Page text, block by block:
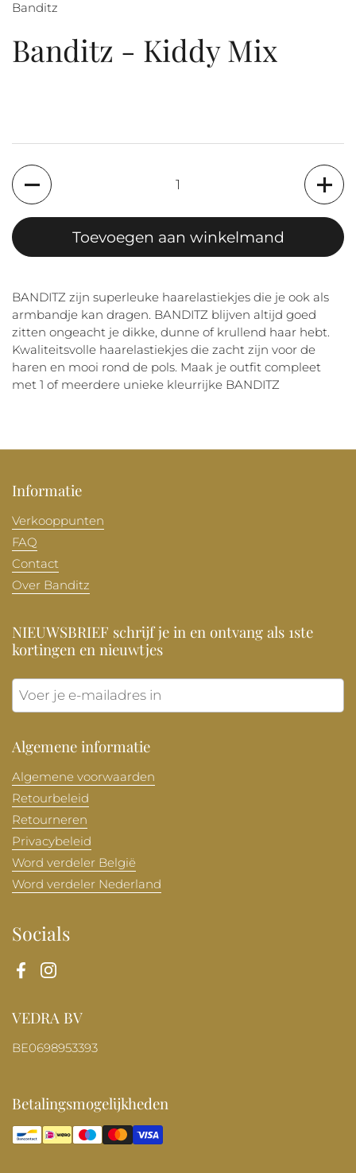
Banditz
Banditz - Kiddy Mix
Aantal
Toevoegen aan winkelmand
BANDITZ zijn superleuke haarelastiekjes die je ook als
armbandje kan dragen. BANDITZ blijven altijd goed
zitten ongeacht je dikke, dunne of krullend haar hebt.
Kwaliteitsvolle haarelastiekjes die zacht zijn voor de
haren en mooi rond de pols. Maak je outfit compleet
met 1 of meerdere unieke kleurrijke BANDITZ
Informatie
Verkooppunten
FAQ
Contact
Over Banditz
NIEUWSBRIEF schrijf je in en ontvang als 1ste
kortingen en nieuwtjes
Algemene informatie
Algemene voorwaarden
Retourbeleid
Retourneren
Privacybeleid
Word verdeler België
Word verdeler Nederland
Socials
FacebookInstagram
VEDRA BV
BE0698953393
Betalingsmogelijkheden